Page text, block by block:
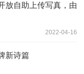
放自助上传写真，由
2022-04-16
新诗篇